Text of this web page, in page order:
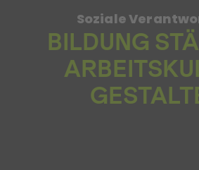
Soziale
BILDUNG